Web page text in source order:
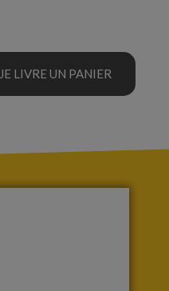
JE LIVRE UN PANIER